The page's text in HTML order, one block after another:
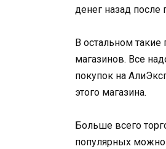
денег назад после
В остальном
магазинов. Все
покупок на
этого магазина.
Больше всего
популярных можно